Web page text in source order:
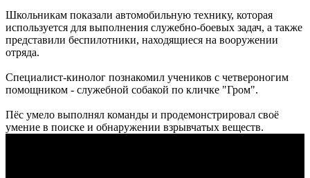
Школьникам показали автомобильную технику, которая
используется для выполнения служебно-боевых задач, а также
представили беспилотники, находящиеся на вооружении
отряда.
Специалист-кинолог познакомил учеников с четвероногим
помощником - служебной собакой по кличке "Гром".
Пёс умело выполнял команды и продемонстрировал своё
умение в поиске и обнаружении взрывчатых веществ.